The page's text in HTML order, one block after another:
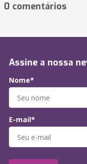
0 comentários
Assine a nossa
Nome*
E-mail*